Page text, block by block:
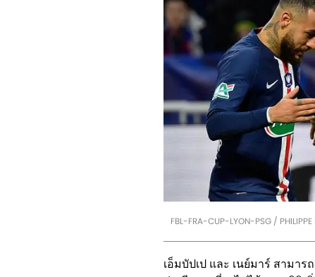
FBL-FRA-CUP-LYON-PSG /
เอ็มบัปเป และ เนย์มาร์ สามา